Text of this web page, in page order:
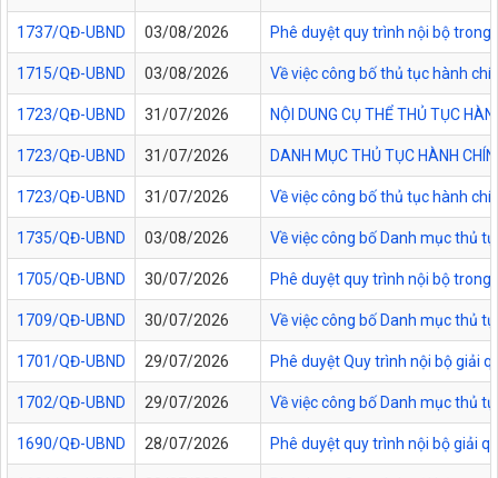
1737/QĐ-UBND 03/08/2026 Phê duyệt quy trình nội bộ
1715/QĐ-UBND 03/08/2026 Về việc công bố thủ tục hành
1723/QĐ-UBND 31/07/2026 NỘI DUNG CỤ THỂ THỦ TỤC
1723/QĐ-UBND 31/07/2026 DANH MỤC THỦ TỤC HÀNH
1723/QĐ-UBND 31/07/2026 Về việc công bố thủ tục hành
1735/QĐ-UBND 03/08/2026 Về việc công bố Danh mục thủ
1705/QĐ-UBND 30/07/2026 Phê duyệt quy trình nội bộ
1709/QĐ-UBND 30/07/2026 Về việc công bố Danh mục thủ
1701/QĐ-UBND 29/07/2026 Phê duyệt Quy trình nội bộ giải
1702/QĐ-UBND 29/07/2026 Về việc công bố Danh mục thủ
1690/QĐ-UBND 28/07/2026 Phê duyệt quy trình nội bộ giải